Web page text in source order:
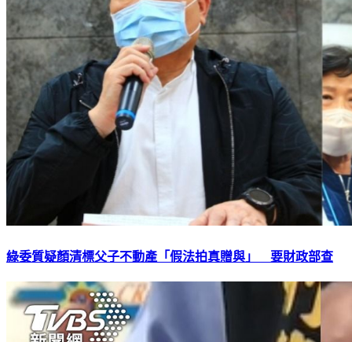
綠委質疑顏清標父子不動產「假法拍真贈與」 要財政部查